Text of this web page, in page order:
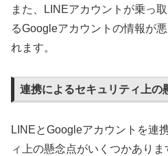
また、LINEアカウントが乗っ
るGoogleアカウントの情報が
れます。
連携によるセキュリティ上の
LINEとGoogleアカウントを連
ィ上の懸念点がいくつかありま